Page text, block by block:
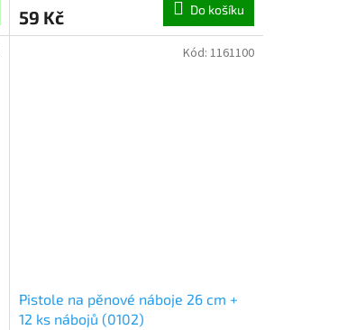
59 Kč Do košíku
Pistole na pěnové náboje 26 cm +
12 ks nábojů (0102)
Kód: 1161100